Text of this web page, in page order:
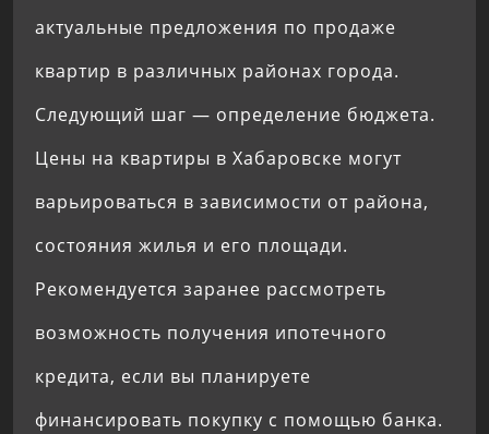
актуальные предложения по продаже
квартир в различных районах города.
Следующий шаг — определение бюджета.
Цены на квартиры в Хабаровске могут
варьироваться в зависимости от района,
состояния жилья и его площади.
Рекомендуется заранее рассмотреть
возможность получения ипотечного
кредита, если вы планируете
финансировать покупку с помощью банка.